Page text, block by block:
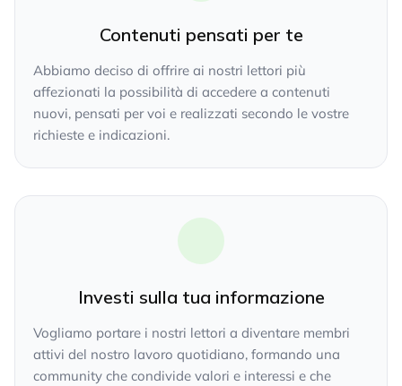
Contenuti pensati per te
Abbiamo deciso di offrire ai nostri lettori più
affezionati la possibilità di accedere a contenuti
nuovi, pensati per voi e realizzati secondo le vostre
richieste e indicazioni.
Investi sulla tua informazione
Vogliamo portare i nostri lettori a diventare membri
attivi del nostro lavoro quotidiano, formando una
community che condivide valori e interessi e che